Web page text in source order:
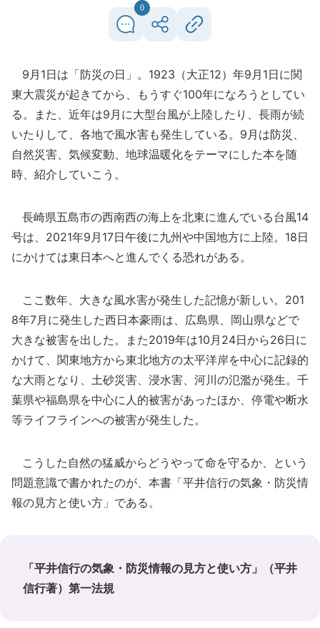
0
9月1日は「防災の日」。1923（大正12）年9月1日に関
東大震災が起きてから、もうすぐ100年になろうとしてい
る。また、近年は9月に大型台風が上陸したり、長雨が続
いたりして、各地で風水害も発生している。9月は防災、
自然災害、気候変動、地球温暖化をテーマにした本を随
時、紹介していこう。
長崎県五島市の西南西の海上を北東に進んでいる台風14
号は、2021年9月17日午後に九州や中国地方に上陸。18日
にかけては東日本へと進んでくる恐れがある。
ここ数年、大きな風水害が発生した記憶が新しい。201
8年7月に発生した西日本豪雨は、広島県、岡山県などで
大きな被害を出した。また2019年は10月24日から26日に
かけて、関東地方から東北地方の太平洋岸を中心に記録的
な大雨となり、土砂災害、浸水害、河川の氾濫が発生。千
葉県や福島県を中心に人的被害があったほか、停電や断水
等ライフラインへの被害が発生した。
こうした自然の猛威からどうやって命を守るか、という
問題意識で書かれたのが、本書「平井信行の気象・防災情
報の見方と使い方」である。
「平井信行の気象・防災情報の見方と使い方」（平井
信行著）第一法規